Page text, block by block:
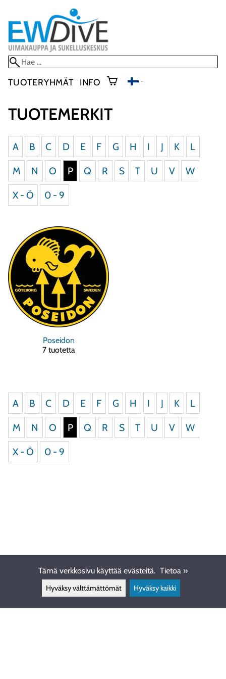
TUOTERYHMÄT INFO
TUOTEMERKIT
A B C D E F G H I J K
L
M
N O P Q R S T U V
W
X - Ö
0 - 9
Poseidon
7 tuotetta
A B C D E F G H I J K
L
M
N O P Q R S T U V
W
X - Ö
0 - 9
Tämä verkkosivu käyttää evästeitä. Tietoa »
Hyväksy välttämättömät Hyväksy kaikki